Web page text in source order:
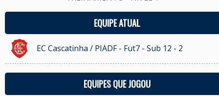
EQUIPE ATUAL
EC Cascatinha / PIADF - Fut7 - Sub 12 - 2
EQUIPES QUE JOGOU